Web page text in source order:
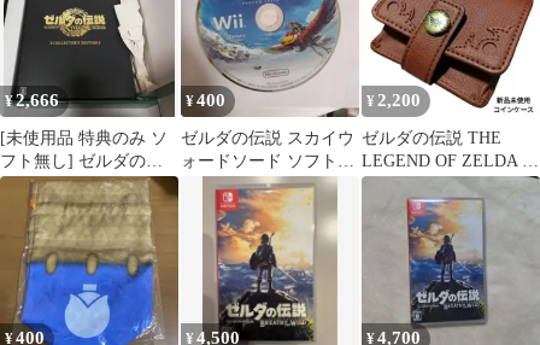
¥2,666
[未使用品 特典のみ ソ
フト無し] ゼルダの伝
説 ティアーズオブザキ
ングダム コレクターズ
エディション
¥400
ゼルダの伝説 スカイウ
ォードソード ソフト単
¥ 2,200
ゼルダの伝説 THE
LEGEND OF ZELDA コ
インケース ミニ財布新
¥400 ¥4,500 ¥4,700